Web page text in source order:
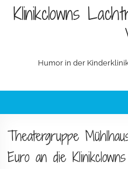
Klinikclowns
Humor in der
Theatergruppe
Euro an die